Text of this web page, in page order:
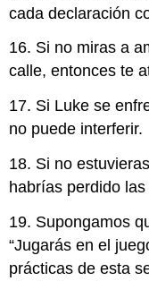
cada declaración
16. Si no miras a
calle, entonces te
17. Si Luke se
no puede interferir.
18. Si no
habrías perdido
19. Supongamos
“Jugarás en el
prácticas de esta